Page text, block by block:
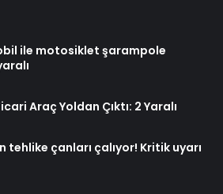
ile motosiklet şarampole
Araç Yoldan Çıktı: 2 Yaralı
tehlike çanları çalıyor! Kritik uyarı